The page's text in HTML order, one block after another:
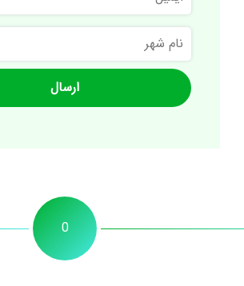
نام
شهر
0